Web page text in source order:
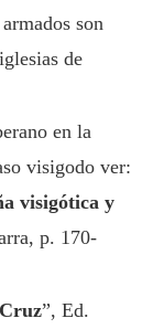
son
de
en la
visigodo ver:
visigótica y
p. 170-
”, Ed.